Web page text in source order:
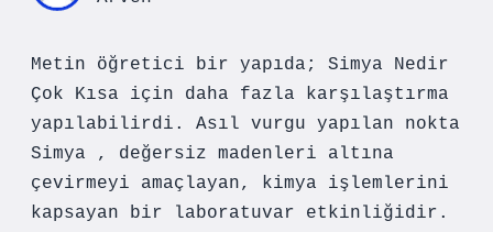
Metin öğretici bir yapıda; Simya Nedir
Çok Kısa için daha fazla karşılaştırma
yapılabilirdi. Asıl vurgu yapılan nokta
Simya , değersiz madenleri altına
çevirmeyi amaçlayan, kimya işlemlerini
kapsayan bir laboratuvar etkinliğidir.